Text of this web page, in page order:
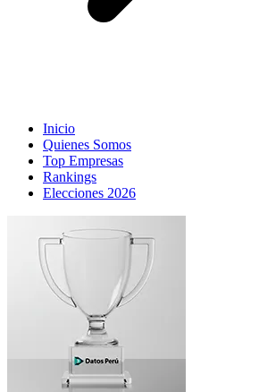
Inicio
Quienes Somos
Top Empresas
Rankings
Elecciones 2026